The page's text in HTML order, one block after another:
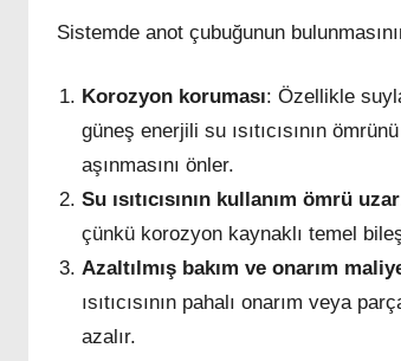
Sistemde anot çubuğunun
Korozyon koruması: Özellikle
güneş enerjili su ısıtıcısının
aşınmasını önler.
Su ısıtıcısının kullanım ömrü uzar
çünkü korozyon kaynaklı temel
Azaltılmış bakım ve onarım
ısıtıcısının pahalı onarım veya
azalır.